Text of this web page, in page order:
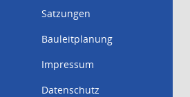
Satzungen
Bauleitplanung
Impressum
Datenschutz